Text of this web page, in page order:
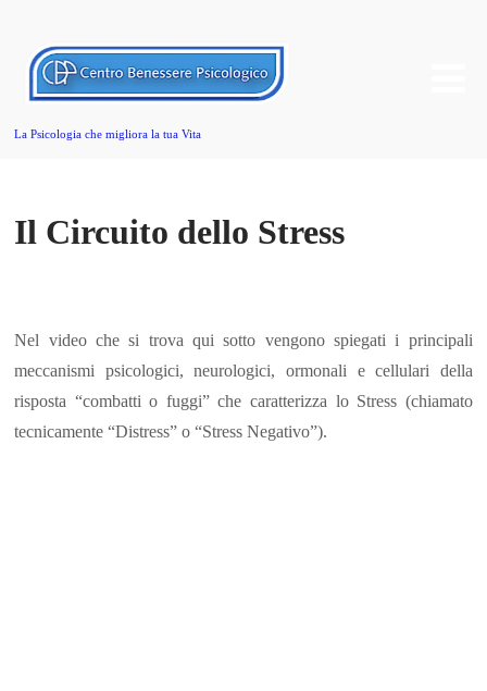
La Psicologia che migliora la tua Vita
Il Circuito dello Stress
Nel video che si trova qui sotto vengono spiegati i principali
meccanismi psicologici, neurologici, ormonali e cellulari della
risposta “combatti o fuggi” che caratterizza lo Stress (chiamato
tecnicamente “Distress” o “Stress Negativo”).